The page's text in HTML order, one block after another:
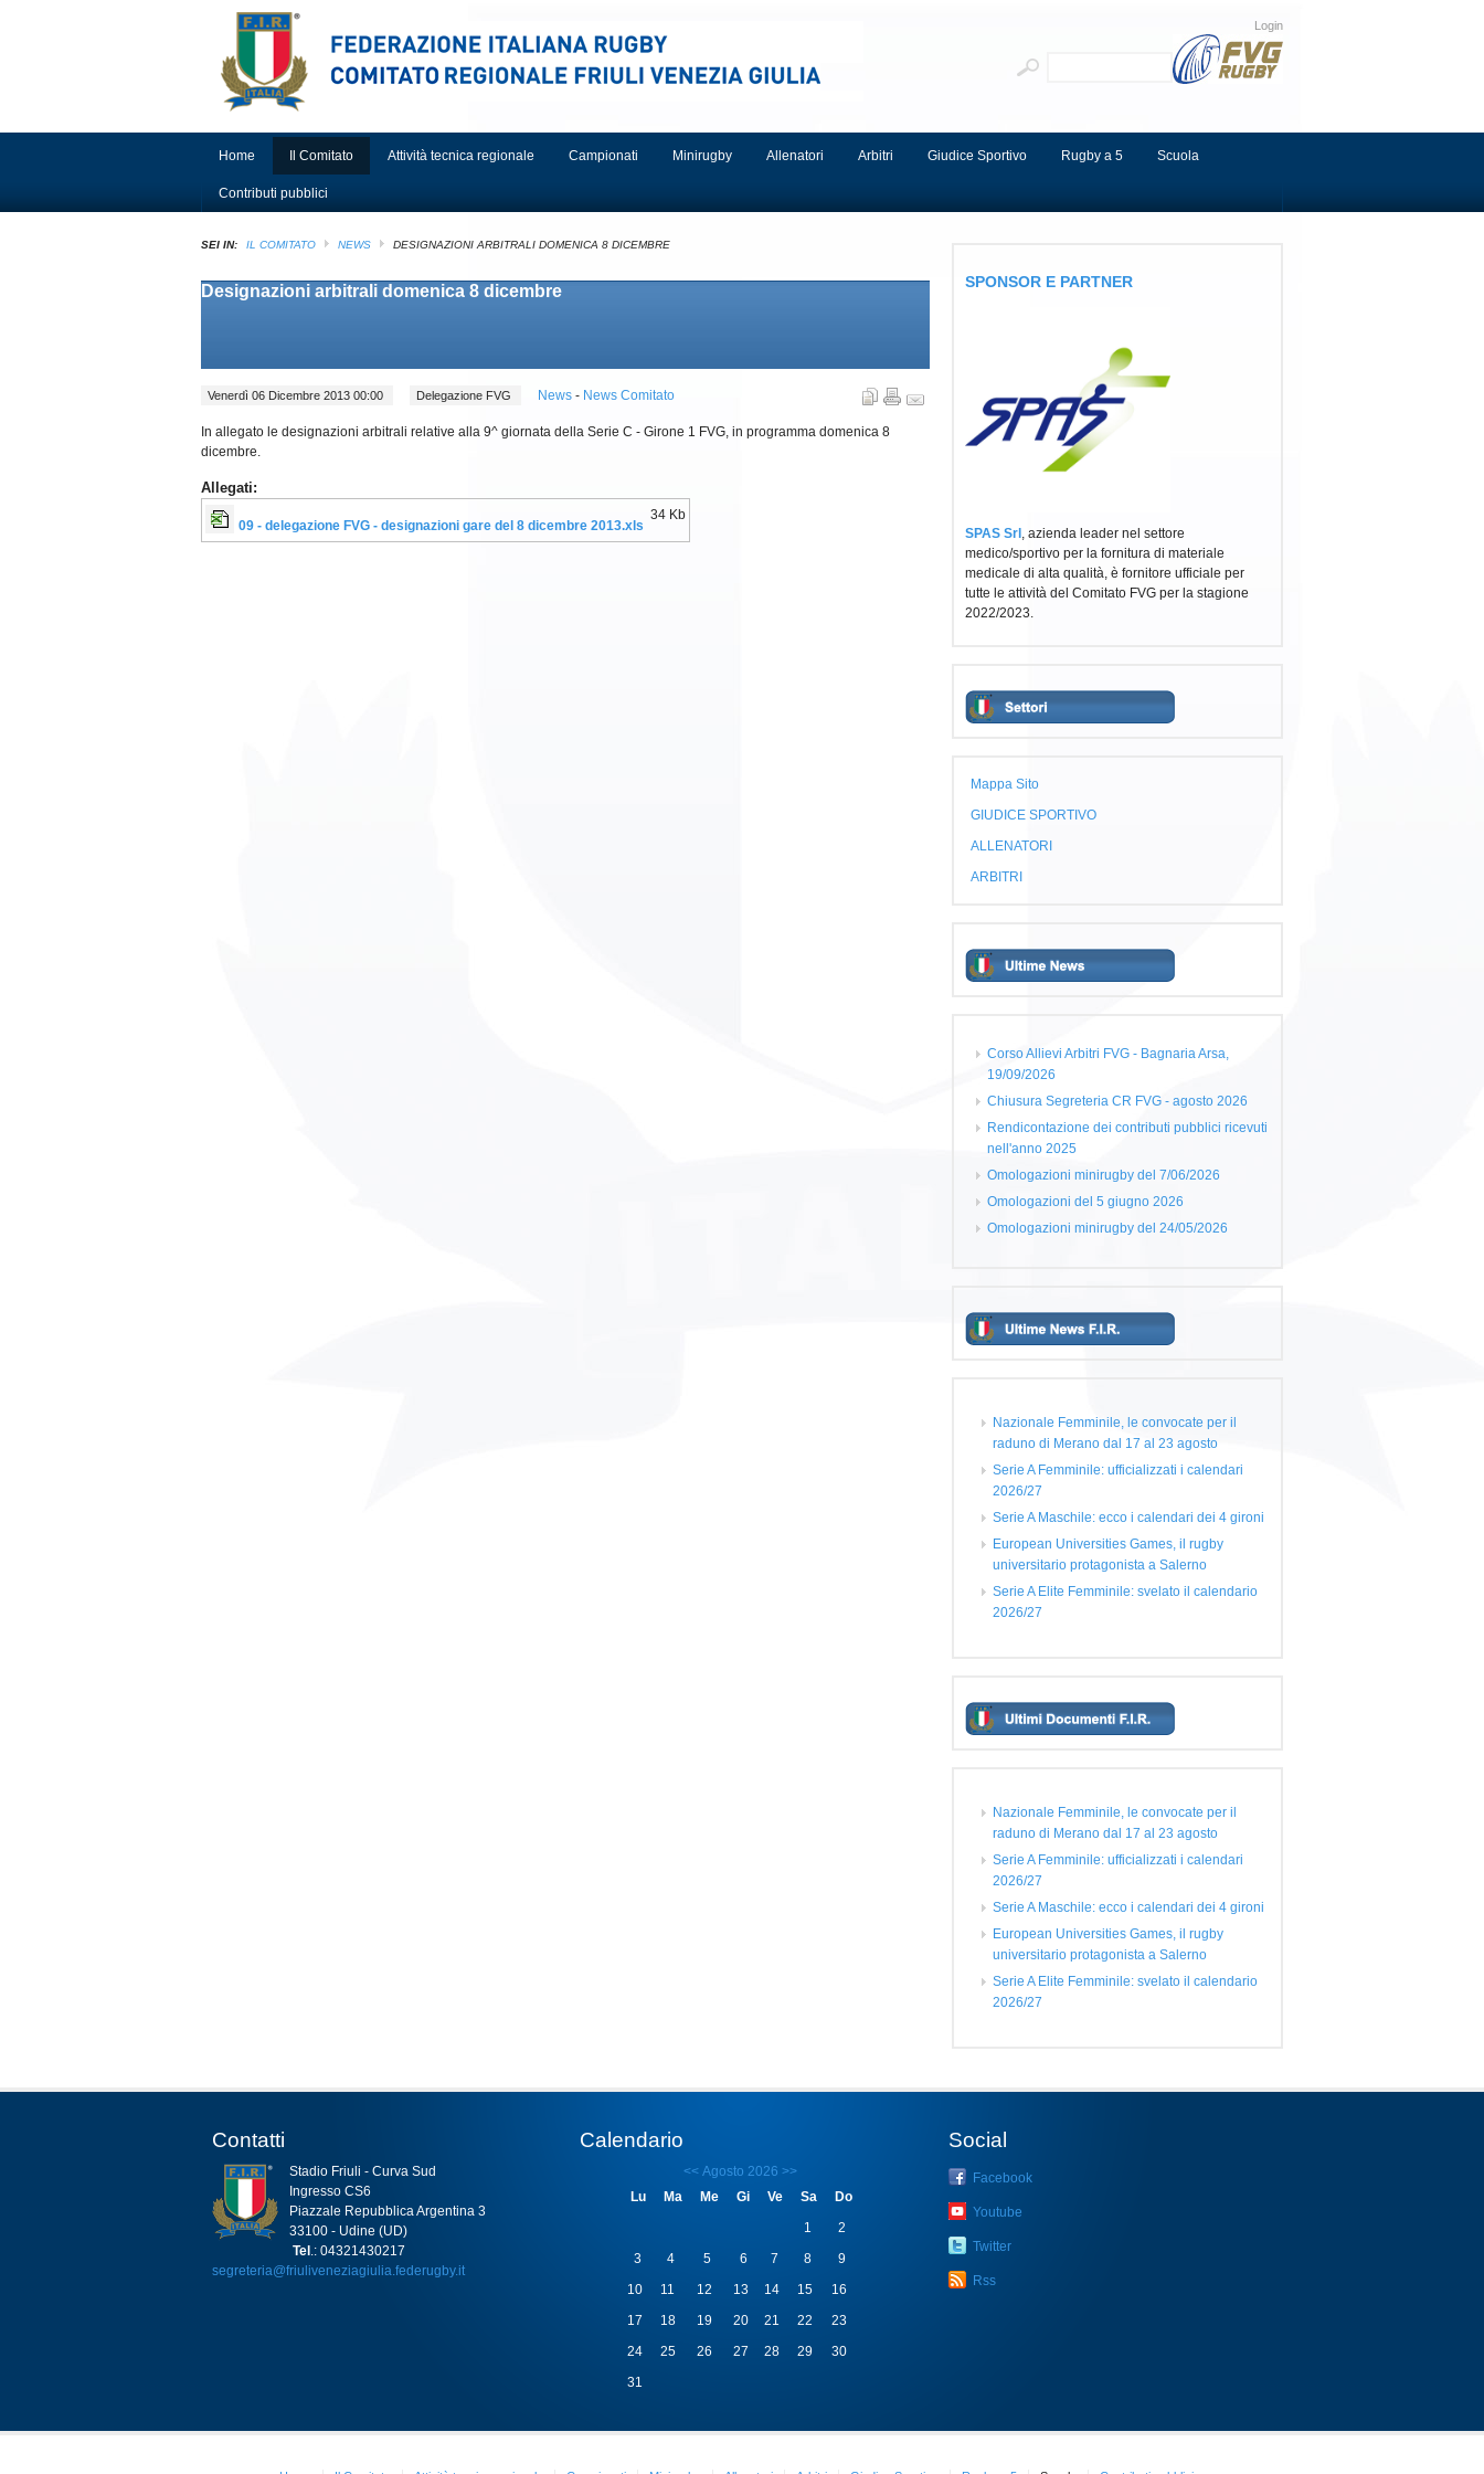
Login
Home Il Comitato Attività tecnica regionale Campionati Minirugby Allenatori Arbitri Giudice Sportivo Rugby a 5 Scuola
Contributi pubblici
SEI IN: IL COMITATO NEWS DESIGNAZIONI ARBITRALI DOMENICA 8 DICEMBRE
Designazioni arbitrali domenica 8 dicembre
Venerdì 06 Dicembre 2013 00:00 Delegazione FVG News - News Comitato
In allegato le designazioni arbitrali relative alla 9^ giornata della Serie C - Girone 1 FVG, in programma domenica 8
dicembre.
Allegati:
09 - delegazione FVG - designazioni gare del 8 dicembre 2013.xls
34 Kb
SPONSOR E PARTNER
SPAS Srl , azienda leader nel settore
medico/sportivo per la fornitura di materiale
medicale di alta qualità, è fornitore ufficiale per
tutte le attività del Comitato FVG per la stagione
2022/2023.
Mappa Sito
GIUDICE SPORTIVO
ALLENATORI
ARBITRI
Corso Allievi Arbitri FVG - Bagnaria Arsa,
19/09/2026
Chiusura Segreteria CR FVG - agosto 2026
Rendicontazione dei contributi pubblici ricevuti
nell'anno 2025
Omologazioni minirugby del 7/06/2026
Omologazioni del 5 giugno 2026
Omologazioni minirugby del 24/05/2026
Nazionale Femminile, le convocate per il
raduno di Merano dal 17 al 23 agosto
Serie A Femminile: ufficializzati i calendari
2026/27
Serie A Maschile: ecco i calendari dei 4 gironi
European Universities Games, il rugby
universitario protagonista a Salerno
Serie A Elite Femminile: svelato il calendario
2026/27
Nazionale Femminile, le convocate per il
raduno di Merano dal 17 al 23 agosto
Serie A Femminile: ufficializzati i calendari
2026/27
Serie A Maschile: ecco i calendari dei 4 gironi
European Universities Games, il rugby
universitario protagonista a Salerno
Serie A Elite Femminile: svelato il calendario
2026/27
Contatti
Stadio Friuli - Curva Sud
Ingresso CS6
Piazzale Repubblica Argentina 3
33100 - Udine (UD)
Tel .: 04321430217
segreteria@friuliveneziagiulia.federugby.it
Calendario
<< Agosto 2026 >>
Lu
Ma Me Gi Ve Sa
Do
1
2
3
4 5 6 7 8
9
10
11 12 13 14 15
16
17
18 19 20 21 22
23
24
25 26 27 28 29
30
31
Social
Facebook
Youtube
Twitter
Rss